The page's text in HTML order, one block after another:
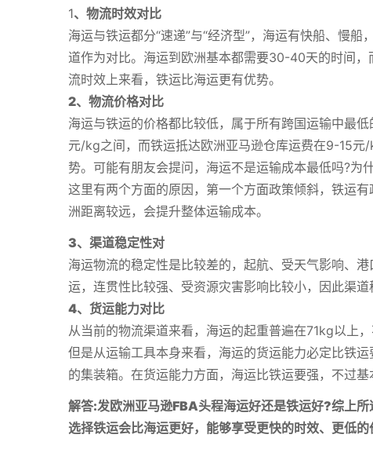
1、物流时效对比
海运与铁运都分“速递”与“经济型”，海运有快船、慢
道作为对比。海运到欧洲基本都需要30-40天的时间
流时效上来看，铁运比海运更有优势。
2、物流价格对比
海运与铁运的价格都比较低，属于所有跨国运输中最
元/kg之间，而铁运抵达欧洲亚马逊仓库运费在9-15
势。可能有朋友会提问，海运不是运输成本最低吗?为
这里有两个方面的原因，第一个方面政策倾斜，铁运
洲距离较远，会提升整体运输成本。
3、渠道稳定性对
海运物流的稳定性是比较差的，起航、受天气影响、
运，连贯性比较强、受资源灾害影响比较小，因此渠道
4、货运能力对比
从当前的物流渠道来看，海运的起重普遍在71kg以上
但是从运输工具本身来看，海运的货运能力必定比铁
的集装箱。在货运能力方面，海运比铁运要强，不过基
解答:发欧洲亚马逊FBA头程海运好还是铁运好?综上所
选择铁运会比海运更好，能够享受更快的时效、更低的